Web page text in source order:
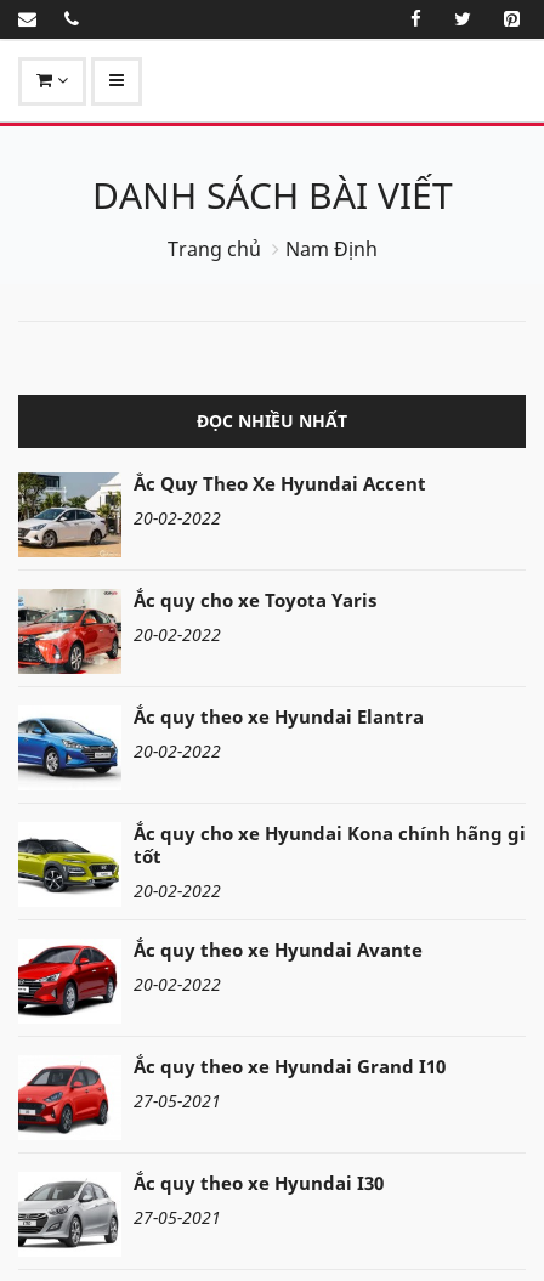
DANH SÁCH BÀI VIẾT
Trang chủ Nam Định
ĐỌC NHIỀU NHẤT
Ắc Quy Theo Xe Hyundai Accent
20-02-2022
Ắc quy cho xe Toyota Yaris
20-02-2022
Ắc quy theo xe Hyundai Elantra
20-02-2022
Ắc quy cho xe Hyundai Kona chính hãng giá
tốt
20-02-2022
Ắc quy theo xe Hyundai Avante
20-02-2022
Ắc quy theo xe Hyundai Grand I10
27-05-2021
Ắc quy theo xe Hyundai I30
27-05-2021